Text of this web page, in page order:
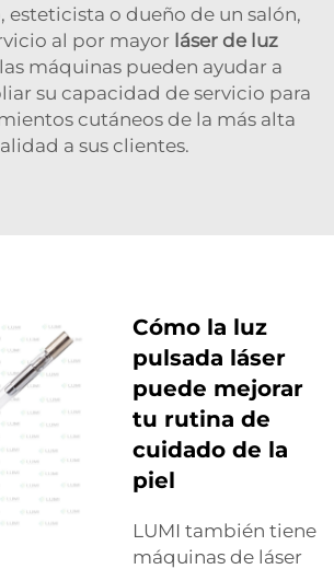
o dueño de un salón,
al por mayor láser de luz
las máquinas pueden ayudar a
su capacidad de servicio para
cutáneos de la más alta
a sus clientes.
Cómo la luz
pulsada láser
puede mejorar
tu rutina de
cuidado de la
piel
LUMI también tiene
máquinas de láser